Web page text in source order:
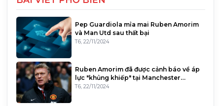
Pep Guardiola mỉa mai Ruben Amorim
và Man Utd sau thất bại
T6, 22/11/2024
Ruben Amorim đã được cảnh báo về áp
lực "khủng khiếp" tại Manchester
United bởi một cựu huấn luyện v
T6, 22/11/2024